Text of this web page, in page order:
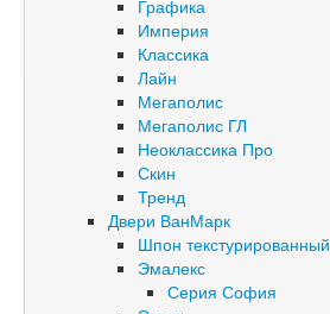
Графика
Империя
Классика
Лайн
Мегаполис
Мегаполис ГЛ
Неоклассика Про
Скин
Тренд
Двери ВанМарк
Шпон текстурированный
Эмалекс
Серия София